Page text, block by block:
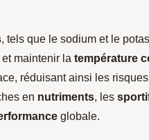
, tels que le sodium et le
et maintenir la température
réduisant ainsi les
en nutriments, les
globale.